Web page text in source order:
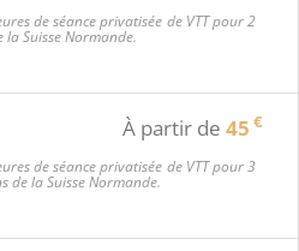
de séance privatisée de VTT pour 2
la Suisse Normande.
À partir de 45 €
de séance privatisée de VTT pour 3
de la Suisse Normande.